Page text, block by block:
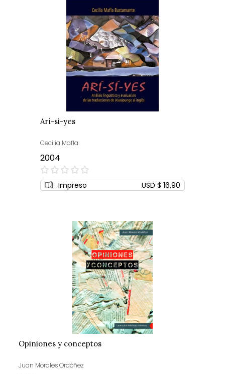
Arí-si-yes
Cecilia Mafla
2004
0%
Impreso USD $ 16,90
Opiniones y conceptos
Juan Morales Ordóñez